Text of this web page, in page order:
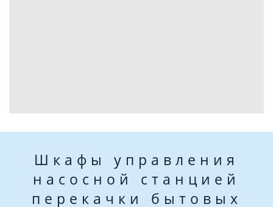
Шкафы управления
насосной станцией
перекачки бытовых